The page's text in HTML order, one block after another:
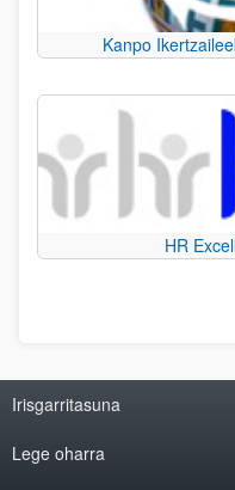
Kanpo
HR
Irisgarritasuna
Lege oharra